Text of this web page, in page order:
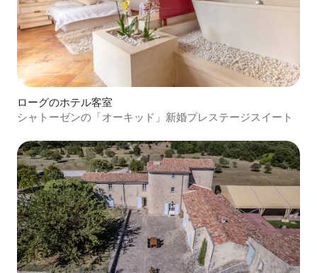
ローグのホテル客室
シャトーゼンの「オーキッド」新婚プレステージスイート